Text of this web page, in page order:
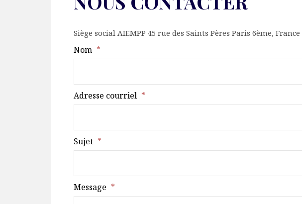
Siège social AIEMPP 45 rue des Saints Pères Paris 6ème, France
Nom *
Adresse courriel *
Sujet *
Message *